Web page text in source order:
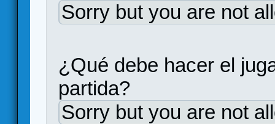
Sorry but you are not
¿Qué debe hacer el
partida?
Sorry but you are not